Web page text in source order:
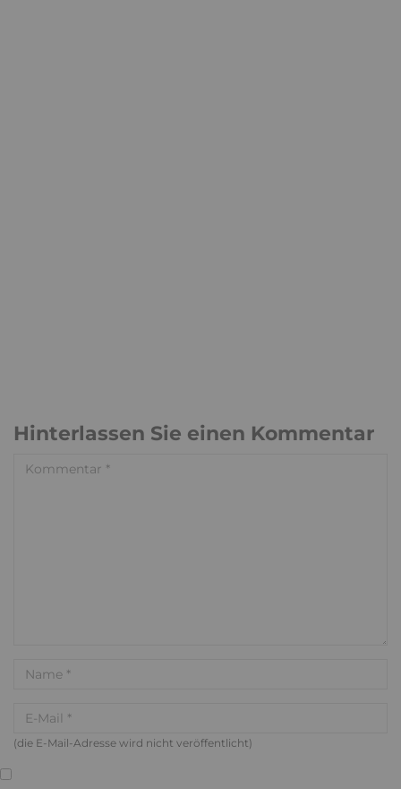
Hinterlassen Sie einen Kommentar
(die E-Mail-Adresse wird nicht veröffentlicht)